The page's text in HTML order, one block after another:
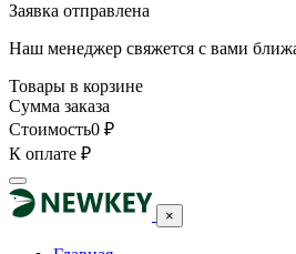
Заявка отправлена
Наш менеджер свяжется с вами
Товары в корзине
Сумма заказа
Стоимость0 ₽
К оплате ₽
×